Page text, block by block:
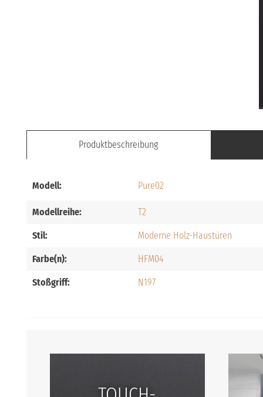
Produktbeschreibung
Modell: Pure02
Modellreihe: T2
Stil: Moderne Holz-Haustüren
Farbe(n): HFM04
Stoßgriff: N197